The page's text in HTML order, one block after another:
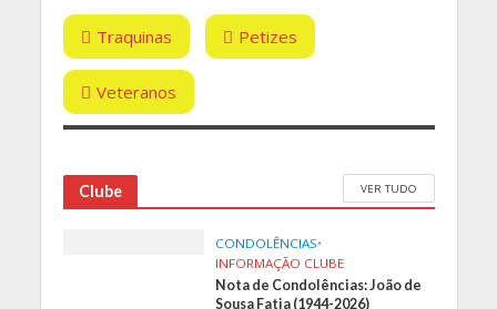
Traquinas Petizes
Veteranos
Clube VER TUDO
CONDOLÊNCIAS•
INFORMAÇÃO CLUBE
Nota de Condolências: João de
Sousa Fatia (1944-2026)